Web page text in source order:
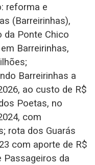
reforma e
(Barreirinhas),
da Ponte Chico
Barreirinhas,
Barreirinhas a
ao custo de R$
Poetas, no
com
rota dos Guarás
com aporte de R$
Passageiros da